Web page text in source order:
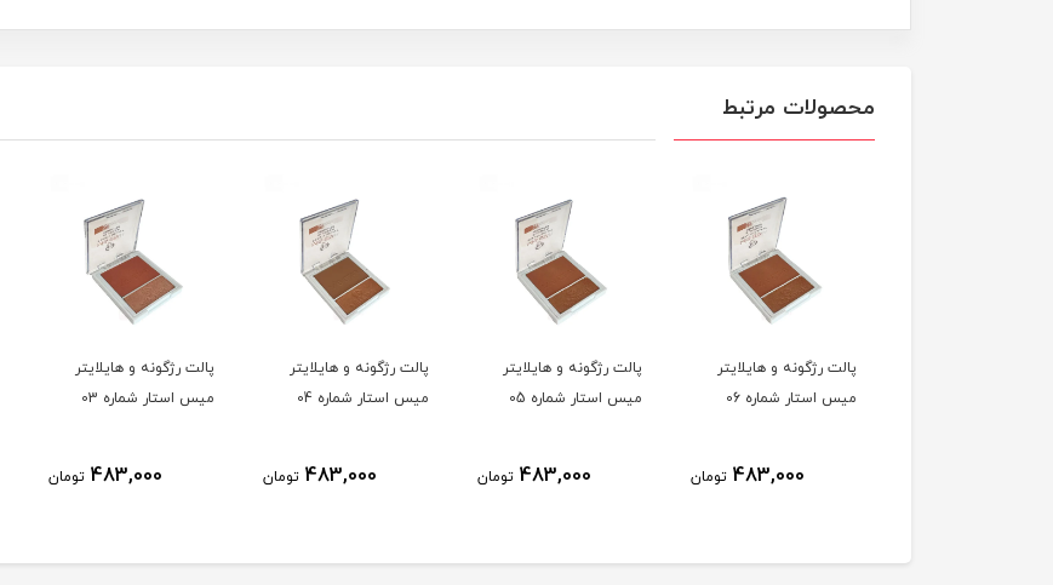
محصولات مرتبط
پالت رژگونه و هایلایتر
میس استار شماره 06
483,000 تومان
پالت رژگونه و هایلایتر
میس استار شماره 05
483,000 تومان
پالت رژگونه و هایلایتر
میس استار شماره 04
483,000 تومان
پالت رژگونه و هایلایتر
میس استار شماره 03
483,000 تومان